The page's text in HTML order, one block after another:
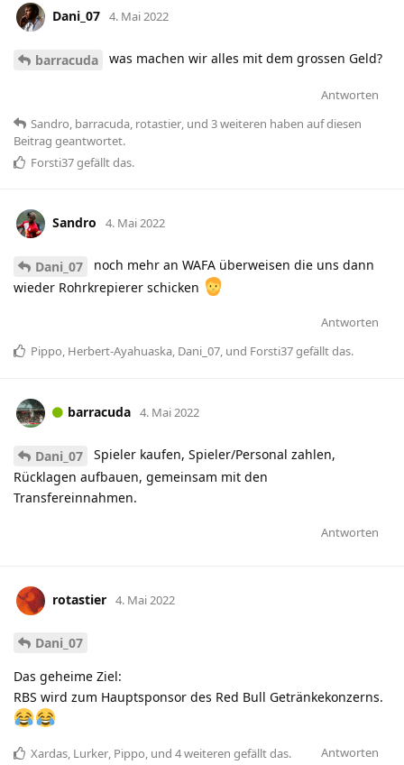
Dani_07 4. Mai 2022
barracuda was machen wir alles mit dem grossen Geld?
Antworten
Sandro, barracuda, rotastier, und 3weiteren haben auf diesen
Beitrag geantwortet.
Forsti37gefällt das.
Sandro 4. Mai 2022
Dani_07
noch mehr an WAFA überweisen die uns dann
wieder Rohrkrepierer schicken
Antworten
Pippo, Herbert-Ayahuaska, Dani_07, und Forsti37gefällt das.
barracuda 4. Mai 2022
Dani_07
Spieler kaufen, Spieler/Personal zahlen,
Rücklagen aufbauen, gemeinsam mit den
Transfereinnahmen.
Antworten
rotastier 4. Mai 2022
Dani_07
Das geheime Ziel:
RBS wird zum Hauptsponsor des Red Bull Getränkekonzerns.
Antworten
Xardas, Lurker, Pippo, und 4weiteren gefällt das.